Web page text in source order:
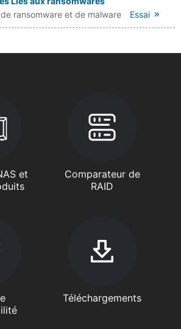
ransomware et de malware
Essai
et
Comparateur de
RAID
Téléchargements